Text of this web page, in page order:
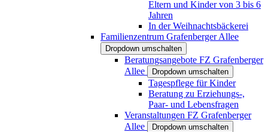
Eltern und Kinder von 3 bis 6
Jahren
In der Weihnachtsbäckerei
Familienzentrum Grafenberger Allee
Dropdown umschalten
Beratungsangebote FZ Grafenberger
Allee
Dropdown umschalten
Tagespflege für Kinder
Beratung zu Erziehungs-,
Paar- und Lebensfragen
Veranstaltungen FZ Grafenberger
Allee
Dropdown umschalten